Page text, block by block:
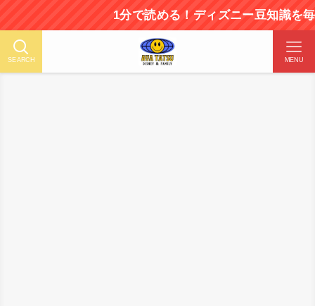
1分で読める！ディズニー豆知識を毎日更新中！
SEARCH MENU